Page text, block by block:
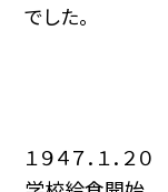
でした。
１９４７．１．２０